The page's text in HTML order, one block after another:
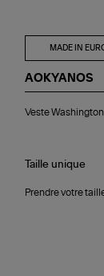
MADE IN
AOKYANOS
Washington
Veste
Taille unique
Prendre votre